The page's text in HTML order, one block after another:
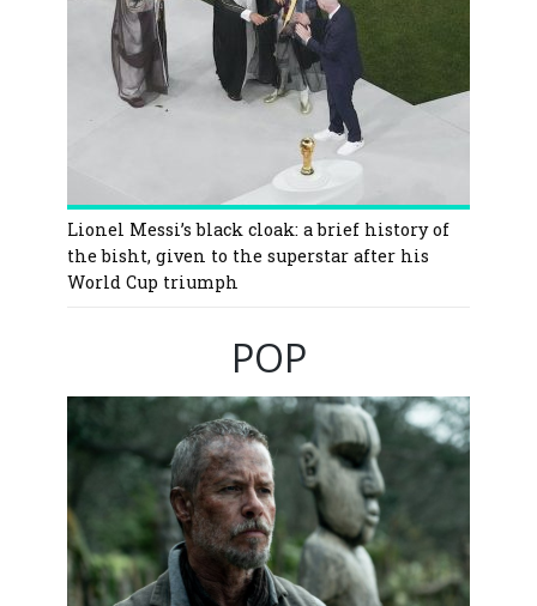
Lionel Messi’s black cloak: a brief history of
the bisht, given to the superstar after his
World Cup triumph
POP